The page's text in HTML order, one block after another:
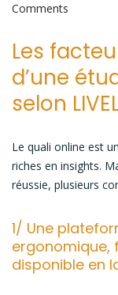
Comments
d’une
étude
qualitative
réussie
Les
d’une
selon
Le quali online est
riches en insights.
réussie, plusieurs
1/ Une
ergonomique,
disponible en